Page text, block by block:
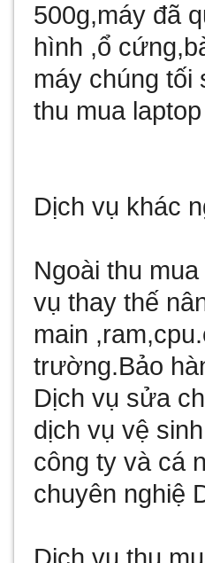
500g,máy đã
hình ,ổ
máy chúng tối
thu mua
Dịch vụ khác
Ngoài thu
vụ thay thế
main
trường.Bảo
Dịch vụ sửa
dịch vụ vệ
công ty và cá
chuyên nghiệ